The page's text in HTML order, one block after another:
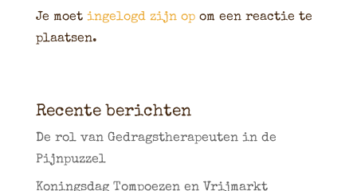
Je moet ingelogd zijn opom een reactie te
plaatsen.
Recente berichten
De rol van Gedragstherapeuten in de
Pijnpuzzel
Koningsdag Tompoezen en Vrijmarkt